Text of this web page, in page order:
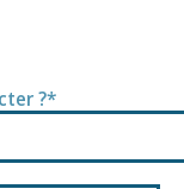
?*